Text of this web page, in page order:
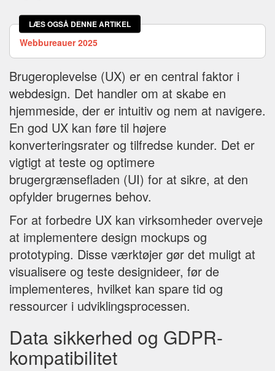
LÆS OGSÅ DENNE ARTIKEL
Webbureauer 2025
Brugeroplevelse (UX) er en central faktor i
webdesign. Det handler om at skabe en
hjemmeside, der er intuitiv og nem at navigere.
En god UX kan føre til højere
konverteringsrater og tilfredse kunder. Det er
vigtigt at teste og optimere
brugergrænsefladen (UI) for at sikre, at den
opfylder brugernes behov.
For at forbedre UX kan virksomheder overveje
at implementere design mockups og
prototyping. Disse værktøjer gør det muligt at
visualisere og teste designideer, før de
implementeres, hvilket kan spare tid og
ressourcer i udviklingsprocessen.
Data sikkerhed og GDPR-
kompatibilitet